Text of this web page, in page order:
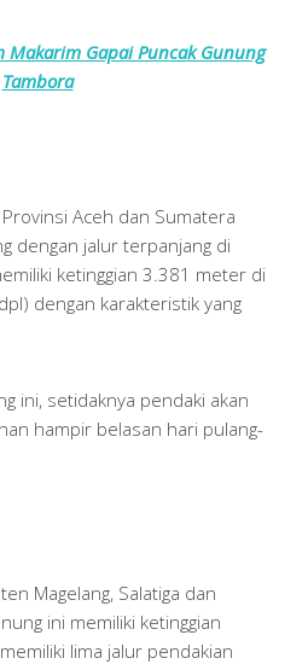
Gapai Puncak Gunung
Tambora
Aceh dan Sumatera
dengan jalur terpanjang di
ketinggian 3.381 meter di
dengan karakteristik yang
ini, setidaknya pendaki akan
hampir belasan hari pulang-
Magelang, Salatiga dan
ini memiliki ketinggian
lima jalur pendakian